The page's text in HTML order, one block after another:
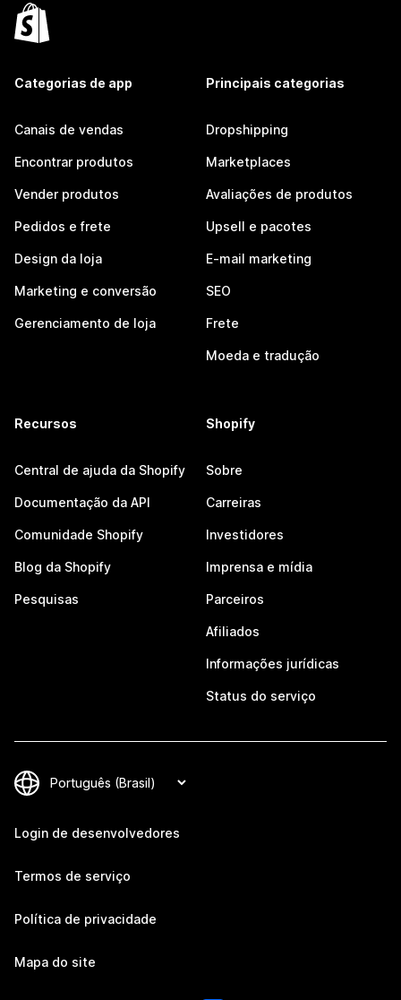
Categorias de app
Canais de vendas
Encontrar produtos
Vender produtos
Pedidos e frete
Design da loja
Marketing e conversão
Gerenciamento de loja
Principais categorias
Dropshipping
Marketplaces
Avaliações de produtos
Upsell e pacotes
E-mail marketing
SEO
Frete
Moeda e tradução
Recursos
Central de ajuda da Shopify
Documentação da API
Comunidade Shopify
Blog da Shopify
Pesquisas
Shopify
Sobre
Carreiras
Investidores
Imprensa e mídia
Parceiros
Afiliados
Informações jurídicas
Status do serviço
Login de desenvolvedores
Termos de serviço
Política de privacidade
Mapa do site